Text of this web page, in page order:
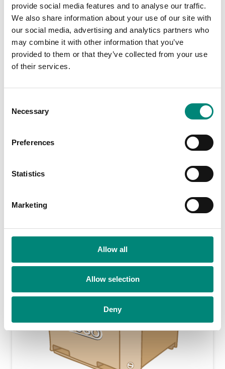
provide social media features and to analyse our traffic.
We also share information about your use of our site with
our social media, advertising and analytics partners who
may combine it with other information that you’ve
provided to them or that they’ve collected from your use
of their services.
Necessary
Preferences
Statistics
Marketing
Allow all
Allow selection
Deny
Fræst merking
tryggir skýra og varanlega auðkenningu.
því óbreytt þrátt fyrir mikla notkun og erfiðar aðstæður.
verksmiðjustaðsetningu eða öðrum mikilvægum
upplýsingum
, sem auðveldar rekjanleika, skipulag og